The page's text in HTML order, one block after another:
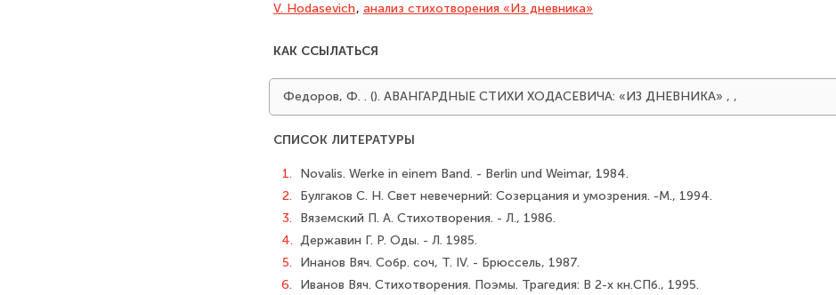
V. Hodasevich, анализ стихотворения «Из дневника»
КАК ССЫЛАТЬСЯ
Федоров, Ф. . (). АВАНГАРДНЫЕ СТИХИ ХОДАСЕВИЧА: «ИЗ ДНЕВНИКА» , ,
СПИСОК ЛИТЕРАТУРЫ
1.
Novalis. Werke in einem Band. - Berlin und Weimar, 1984.
2.
Булгаков С. Н. Свет невечерний: Созерцания и умозрения. -М., 1994.
3.
Вяземский П. А. Стихотворения. - Л., 1986.
4. Державин Г. Р. Оды. - Л. 1985.
5.
Инанов Вяч. Собр. соч, Т. IV. - Брюссель, 1987.
6.
Иванов Вяч. Стихотворения. Поэмы. Трагедия: В 2-х кн.СПб., 1995.